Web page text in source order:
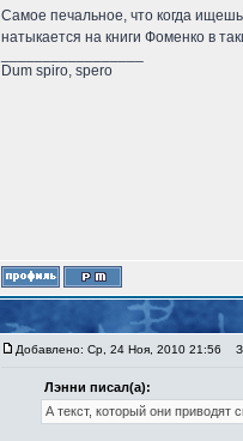
Самое печальное, что когда ищешь
натыкается на книги Фоменко в
Dum spiro, spero
Добавлено: Ср, 24 Ноя, 2010 21:56
Лэнни писал(а):
А текст, который они приводят